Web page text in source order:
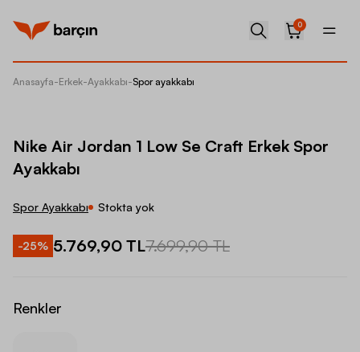
0
Anasayfa-Erkek-Ayakkabı-Spor ayakkabı
Nike Air Jordan 1 Low Se Craft Erkek Spor
Ayakkabı
Spor Ayakkabı Stokta yok
-25% 5.769,90 TL7.699,90 TL
Renkler